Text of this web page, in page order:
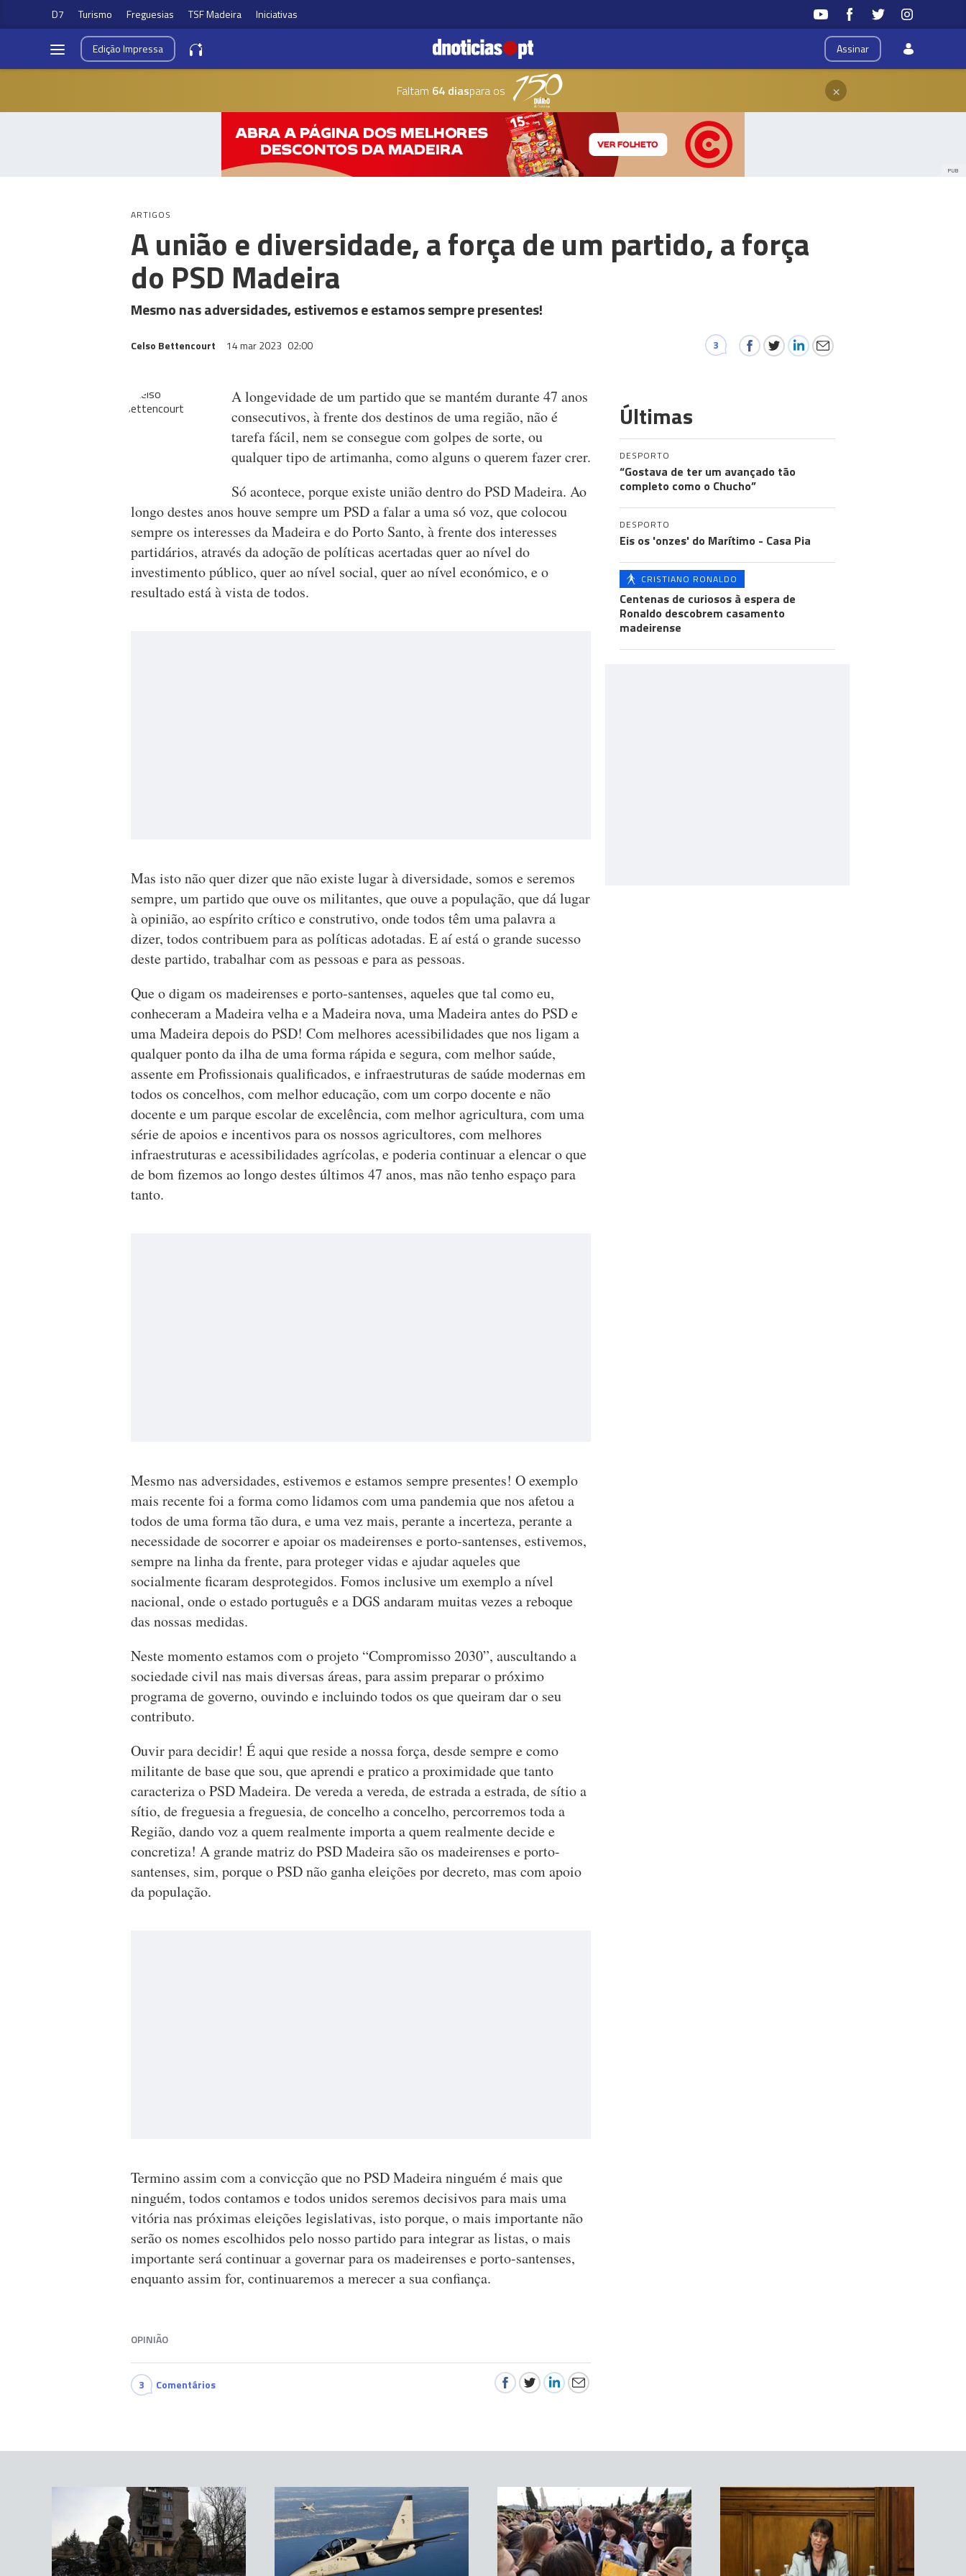
D7 Turismo Freguesias TSF Madeira Iniciativas
Assinar
EdiçãoImpressa
Faltam 64 diaspara os ×
PUB
ARTIGOS
A união e diversidade, a força de um partido, a força
do PSD Madeira
Mesmo nas adversidades, estivemos e estamos sempre presentes!
Celso Bettencourt 14 mar 2023 02:00 3
A longevidade de um partido que se mantém durante 47 anos
consecutivos, à frente dos destinos de uma região, não é
tarefa fácil, nem se consegue com golpes de sorte, ou
qualquer tipo de artimanha, como alguns o querem fazer crer.
Só acontece, porque existe união dentro do PSD Madeira. Ao
longo destes anos houve sempre um PSD a falar a uma só voz, que colocou
sempre os interesses da Madeira e do Porto Santo, à frente dos interesses
partidários, através da adoção de políticas acertadas quer ao nível do
investimento público, quer ao nível social, quer ao nível económico, e o
resultado está à vista de todos.
Mas isto não quer dizer que não existe lugar à diversidade, somos e seremos
sempre, um partido que ouve os militantes, que ouve a população, que dá lugar
à opinião, ao espírito crítico e construtivo, onde todos têm uma palavra a
dizer, todos contribuem para as políticas adotadas. E aí está o grande sucesso
deste partido, trabalhar com as pessoas e para as pessoas.
Que o digam os madeirenses e porto-santenses, aqueles que tal como eu,
conheceram a Madeira velha e a Madeira nova, uma Madeira antes do PSD e
uma Madeira depois do PSD! Com melhores acessibilidades que nos ligam a
qualquer ponto da ilha de uma forma rápida e segura, com melhor saúde,
assente em Profissionais qualificados, e infraestruturas de saúde modernas em
todos os concelhos, com melhor educação, com um corpo docente e não
docente e um parque escolar de excelência, com melhor agricultura, com uma
série de apoios e incentivos para os nossos agricultores, com melhores
infraestruturas e acessibilidades agrícolas, e poderia continuar a elencar o que
de bom fizemos ao longo destes últimos 47 anos, mas não tenho espaço para
tanto.
Mesmo nas adversidades, estivemos e estamos sempre presentes! O exemplo
mais recente foi a forma como lidamos com uma pandemia que nos afetou a
todos de uma forma tão dura, e uma vez mais, perante a incerteza, perante a
necessidade de socorrer e apoiar os madeirenses e porto-santenses, estivemos,
sempre na linha da frente, para proteger vidas e ajudar aqueles que
socialmente ficaram desprotegidos. Fomos inclusive um exemplo a nível
nacional, onde o estado português e a DGS andaram muitas vezes a reboque
das nossas medidas.
Neste momento estamos com o projeto “Compromisso 2030”, auscultando a
sociedade civil nas mais diversas áreas, para assim preparar o próximo
programa de governo, ouvindo e incluindo todos os que queiram dar o seu
contributo.
Ouvir para decidir! É aqui que reside a nossa força, desde sempre e como
militante de base que sou, que aprendi e pratico a proximidade que tanto
caracteriza o PSD Madeira. De vereda a vereda, de estrada a estrada, de sítio a
sítio, de freguesia a freguesia, de concelho a concelho, percorremos toda a
Região, dando voz a quem realmente importa a quem realmente decide e
concretiza! A grande matriz do PSD Madeira são os madeirenses e porto-
santenses, sim, porque o PSD não ganha eleições por decreto, mas com apoio
da população.
Termino assim com a convicção que no PSD Madeira ninguém é mais que
ninguém, todos contamos e todos unidos seremos decisivos para mais uma
vitória nas próximas eleições legislativas, isto porque, o mais importante não
serão os nomes escolhidos pelo nosso partido para integrar as listas, o mais
importante será continuar a governar para os madeirenses e porto-santenses,
enquanto assim for, continuaremos a merecer a sua confiança.
OPINIÃO
3 Comentários
Últimas
DESPORTO
“Gostava de ter um avançado tão
completo como o Chucho”
DESPORTO
Eis os 'onzes' do Marítimo - Casa Pia
CRISTIANO RONALDO
Centenas de curiosos à espera de
Ronaldo descobrem casamento
madeirense